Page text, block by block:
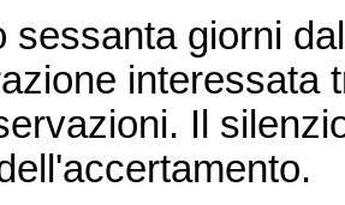
giorni
interessata
Il